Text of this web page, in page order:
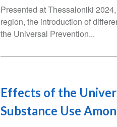
Presented at Thessaloniki
region, the introduction of
the Universal Prevention...
Effects of the
Substance Use